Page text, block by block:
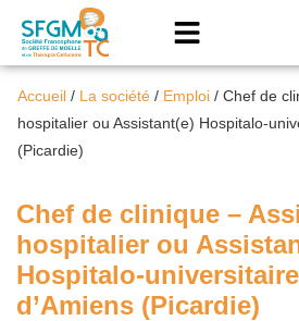
Accueil / La société / Emploi / Chef de
hospitalier ou Assistant(e) Hospitalo-
(Picardie)
Chef de clinique –
hospitalier ou
Hospitalo-universitaire
d’Amiens (Picardie)